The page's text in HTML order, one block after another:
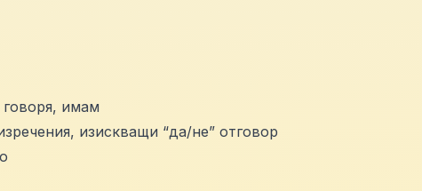
имам
изискващи “да/не” отговор